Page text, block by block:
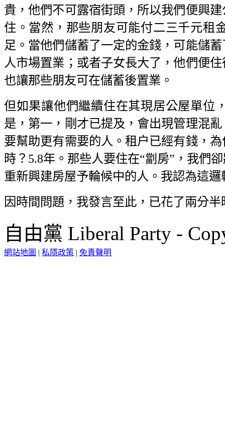
貴，他們不可露宿街頭，所以我們便興
住。當然，那些朋友可能付二三千元租
足。當他們儲蓄了一定的金錢，可能儲
人市場置業；或者子女長大了，他們便
也讓那些朋友可在儲蓄後置業。
但如果讓他們繼續住在其現居公屋單位
是，第一，剛才已提及，會出現管理混
要幫助更有需要的人。租户已經有錢，
時？5.8年。那些人要住在“劏房”，我們
重新興建房屋予輪候中的人。我認為這
因時間問題，我發言至此，已花了兩分
自由黨 Liberal Party -
網站地圖 | 私隱政策 | 免責聲明